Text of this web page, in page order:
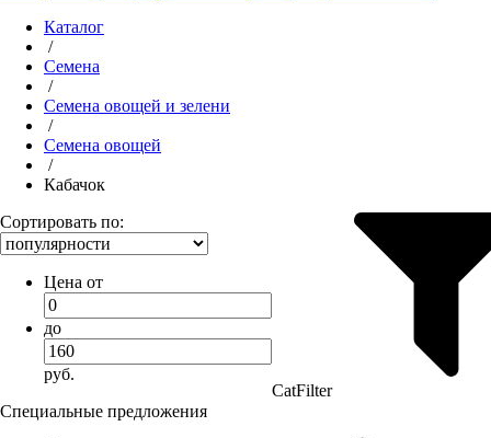
Каталог
/
Семена
/
Семена овощей и зелени
/
Семена овощей
/
Кабачок
Сортировать по:
Цена от
до
руб.
Специальные предложения
CatFilter